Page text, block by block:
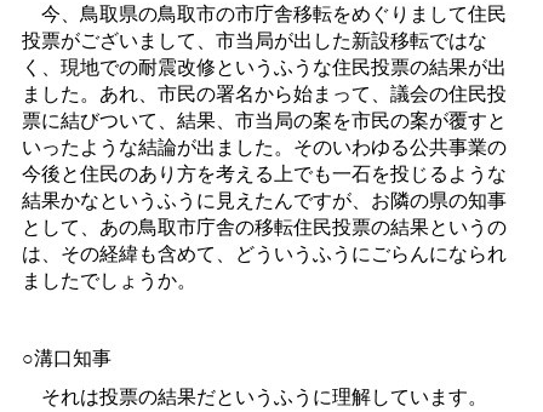
今、鳥取県の鳥取市の市庁舎移転をめぐりまして住民
投票がございまして、市当局が出した新設移転ではな
く、現地での耐震改修というふうな住民投票の結果が出
ました。あれ、市民の署名から始まって、議会の住民投
票に結びついて、結果、市当局の案を市民の案が覆すと
いったような結論が出ました。そのいわゆる公共事業の
今後と住民のあり方を考える上でも一石を投じるような
結果かなというふうに見えたんですが、お隣の県の知事
として、あの鳥取市庁舎の移転住民投票の結果というの
は、その経緯も含めて、どういうふうにごらんになられ
ましたでしょうか。
○溝口知事
それは投票の結果だというふうに理解しています。